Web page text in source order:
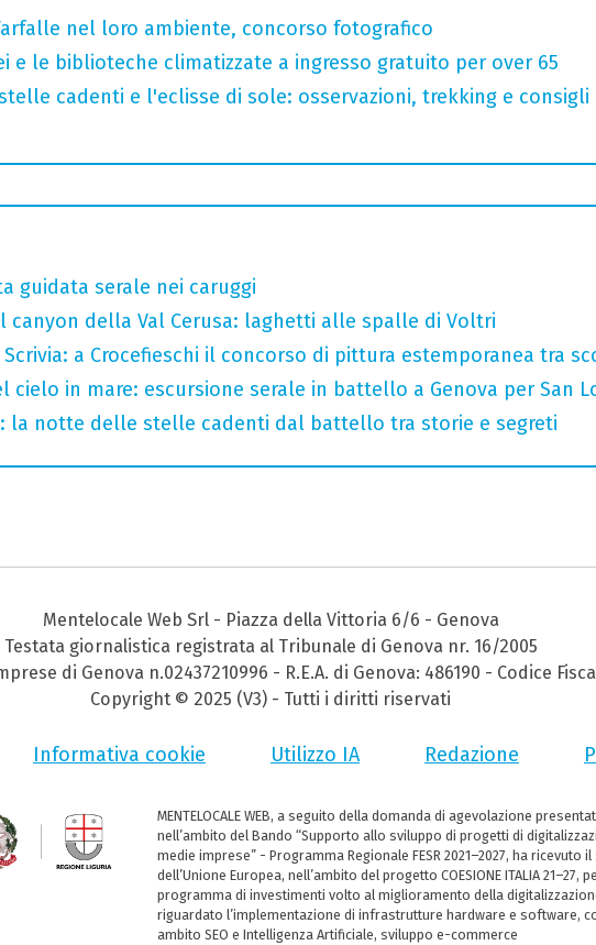
nel loro ambiente, concorso fotografico
e le biblioteche climatizzate a ingresso gratuito per over 65
cadenti e l'eclisse di sole: osservazioni, trekking e
guidata serale nei caruggi
canyon della Val Cerusa: laghetti alle spalle di Voltri
a Crocefieschi il concorso di pittura estemporanea tra
cielo in mare: escursione serale in battello a Genova per San
la notte delle stelle cadenti dal battello tra storie e segreti
Mentelocale Web Srl - Piazza della Vittoria 6/6 - Genova
Testata giornalistica registrata al Tribunale di Genova nr. 16/2005
di Genova n.02437210996 - R.E.A. di Genova: 486190 - Codice
Copyright © 2025 (V3) - Tutti i diritti riservati
Informativa cookie Utilizzo IA Redazione
MENTELOCALE WEB, a seguito della domanda di agevolazione
nell’ambito del Bando “Supporto allo sviluppo di progetti di
medie imprese” - Programma Regionale FESR 2021–2027, ha ricevuto
dell’Unione Europea, nell’ambito del progetto COESIONE ITALIA 21–27,
programma di investimenti volto al miglioramento della
riguardato l’implementazione di infrastrutture hardware e software,
ambito SEO e Intelligenza Artificiale, sviluppo e-commerce